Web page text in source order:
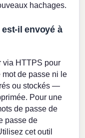
hachages.
il envoyé à
via HTTPS pour
de passe ni le
ou stockés —
Pour une
de passe de
passe de
cet outil